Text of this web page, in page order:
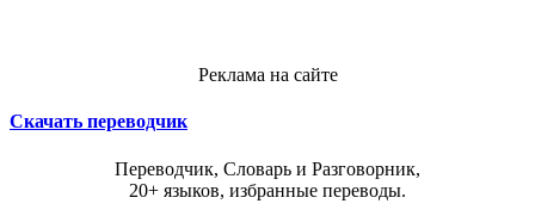
Реклама на сайте
Скачать переводчик
Переводчик, Словарь и Разговорник,
20+ языков, избранные переводы.